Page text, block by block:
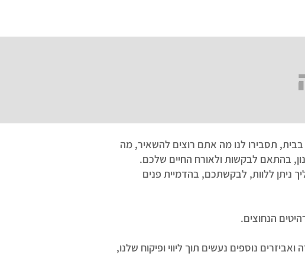
תסבירו לנו מה אתם רוצים להשאיר, מה
בהתאם לבקשות ולאורח החיים שלכם.
ניתן ללוות, לבקשתכם, בהדמיית פנים
הנחוצים.
נוספים נעשים תוך ליווי ופיקוח שלנו,